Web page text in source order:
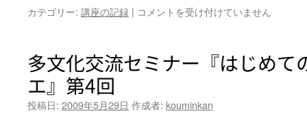
５
カテゴリー: 講座の記録 | デ
カ
入
コメントを受け付けていません
多文化交流セミナー『はじめて
エ』第4回
投稿日: 2009年5月29日 作成者: kouminkan